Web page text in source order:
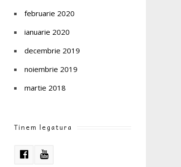
februarie 2020
ianuarie 2020
decembrie 2019
noiembrie 2019
martie 2018
Tinem legatura